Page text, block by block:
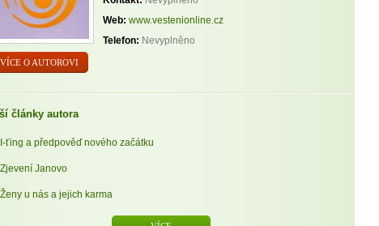
VÍCE O AUTOROVI
Web: www.vestenionline.cz
Telefon: Nevyplněno
články autora
I-ťing a předpověď nového začátku
Zjevení Janovo
Ženy u nás a jejich karma